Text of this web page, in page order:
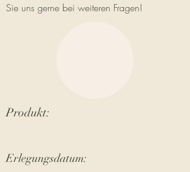
Sie uns gerne bei weiteren Fragen!
Produkt:
Erlegungsdatum: